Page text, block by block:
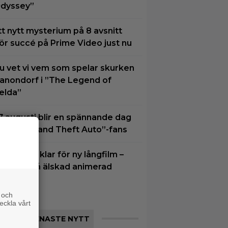
nytt mysterium på 8 avsnitt
succé på Prime Video just nu
vet vi vem som spelar skurken
i ”The Legend of
augusti blir en spännande dag
alla ”Grand Theft Auto”-fans
Carrey klar för ny långfilm –
på älskad animerad
SENASTE NYTT
vårt